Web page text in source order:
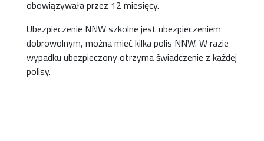
obowiązywała przez 12 miesięcy.
Ubezpieczenie NNW szkolne jest ubezpieczeniem
dobrowolnym, można mieć kilka polis NNW. W razie
wypadku ubezpieczony otrzyma świadczenie z każdej
polisy.